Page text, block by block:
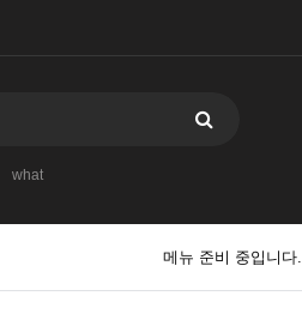
what
메뉴 준비 중입니다.